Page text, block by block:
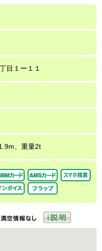
目１ー１１
、重量2t